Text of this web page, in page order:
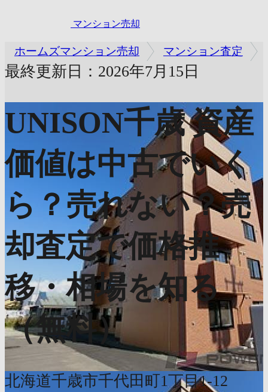
マンション売却
ホームズマンション売却 マンション査定
最終更新日：2026年7月15日
UNISON千歳 資産
価値は中古でいく
ら？売れない？売
却査定で価格推
移・相場を知る
（無料）
北海道千歳市千代田町1丁目1-12